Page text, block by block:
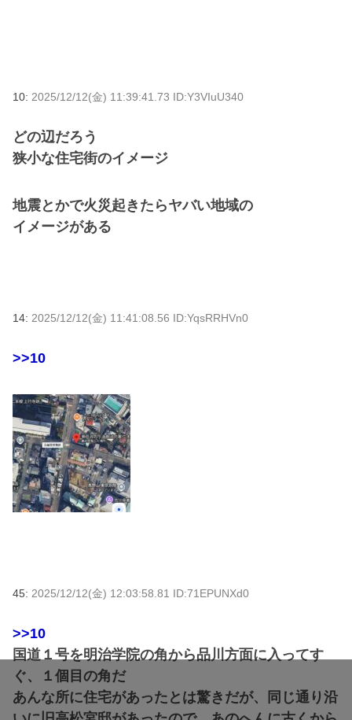
10: 2025/12/12(金) 11:39:41.73 ID:Y3VIuU340
どの辺だろう
狭小な住宅街のイメージ
地震とかで火災起きたらヤバい地域の
イメージがある
14: 2025/12/12(金) 11:41:08.56 ID:YqsRRHVn0
>>10
45: 2025/12/12(金) 12:03:58.81 ID:71EPUNXd0
>>10
国道１号を明治学院の角から品川方面に入ってす
ぐ、１個目の角だ
あんな所に住宅があったとは驚きだが、同じ通り沿